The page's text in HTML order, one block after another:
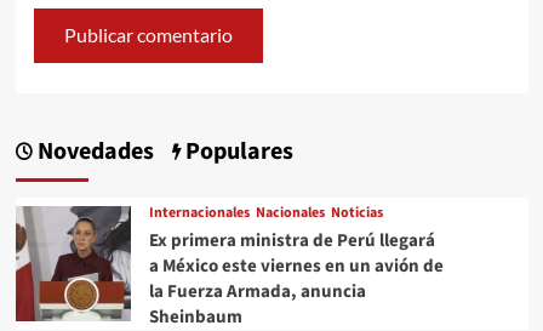
Novedades Populares
Internacionales Nacionales Noticias
Ex primera ministra de Perú llegará
a México este viernes en un avión de
la Fuerza Armada, anuncia
Sheinbaum